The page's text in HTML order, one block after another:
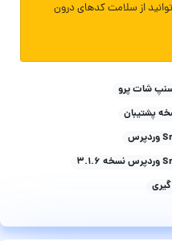
از سلامت کدهای درون
شات پرو
پشتیبان